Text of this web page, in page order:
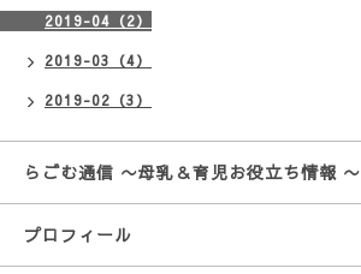
2019-04（2）
2019-03（4）
2019-02（3）
らごむ通信 〜母乳＆育児お役立ち情報 〜
プロフィール